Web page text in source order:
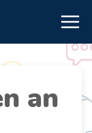
an